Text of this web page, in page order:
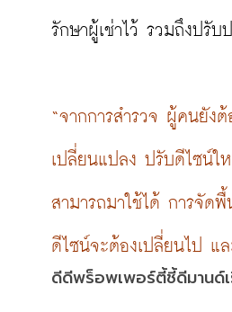
รักษาผู้เช่าไว้ รวมถึงปรั
“จากการสำรวจ ผู้คนยัง
เปลี่ยนแปลง ปรับดีไซน์ใ
สามารถมาใช้ได้ การจัด
ดีไซน์จะต้องเปลี่ยนไป แ
ดีดีพร็อพเพอร์ตี้ชี้ดีมานด์